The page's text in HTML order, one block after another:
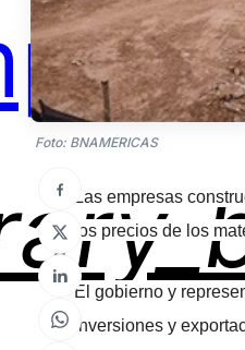
Foto: BNAMERICAS
Las empresas
los precios de los
El gobierno y
inversiones y